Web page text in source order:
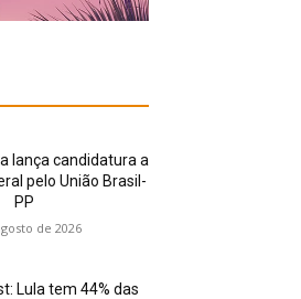
lança candidatura a
pelo União Brasil-
PP
de 2026
Lula tem 44% das